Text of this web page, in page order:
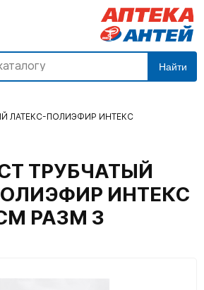
Найти
ЛАТЕКС-ПОЛИЭФИР ИНТЕКС
ТРУБЧАТЫЙ
ИНТЕКС
РАЗМ 3